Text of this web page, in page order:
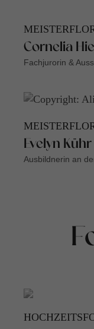
Cornelia
Fachjurorin &
Evelyn Kühr
Ausbildnerin an